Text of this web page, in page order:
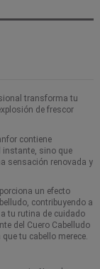
transforma tu
de frescor
contiene
instante, sino que
sensación renovada y
un efecto
contribuyendo a
tu rutina de cuidado
del Cuero Cabelludo
tu cabello merece.